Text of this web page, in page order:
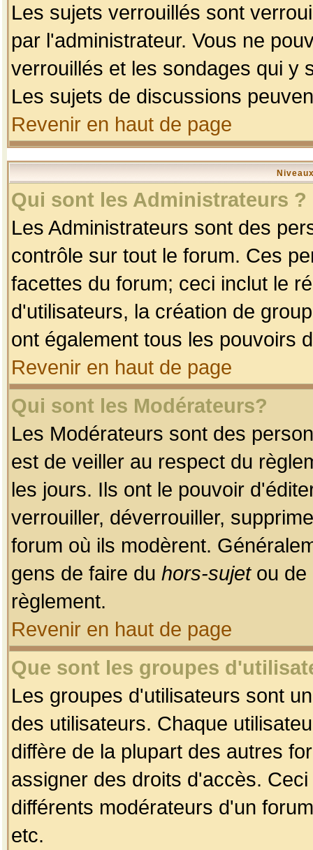
Les sujets verrouillés sont
par l'administrateur. Vous ne
verrouillés et les sondages qui y
Les sujets de discussions
Revenir en haut de page
Qui sont les Administrateurs ?
Les Administrateurs sont des
contrôle sur tout le forum. Ces
facettes du forum; ceci inclut le
d'utilisateurs, la création de
ont également tous les pouvoirs
Revenir en haut de page
Qui sont les Modérateurs?
Les Modérateurs sont des
est de veiller au respect du
les jours. Ils ont le pouvoir
verrouiller, déverrouiller,
forum où ils modèrent.
gens de faire du hors-sujetou de
règlement.
Revenir en haut de page
Que sont les groupes
Les groupes d'utilisateurs sont
des utilisateurs. Chaque
diffère de la plupart des autres
assigner des droits d'accès.
différents modérateurs d'un
etc.